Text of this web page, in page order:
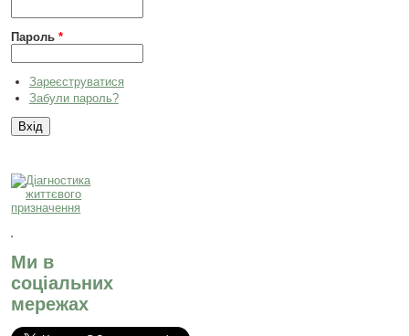
Пароль*
Зареєструватися
Забули пароль?
Ми в
соціальних
мережах